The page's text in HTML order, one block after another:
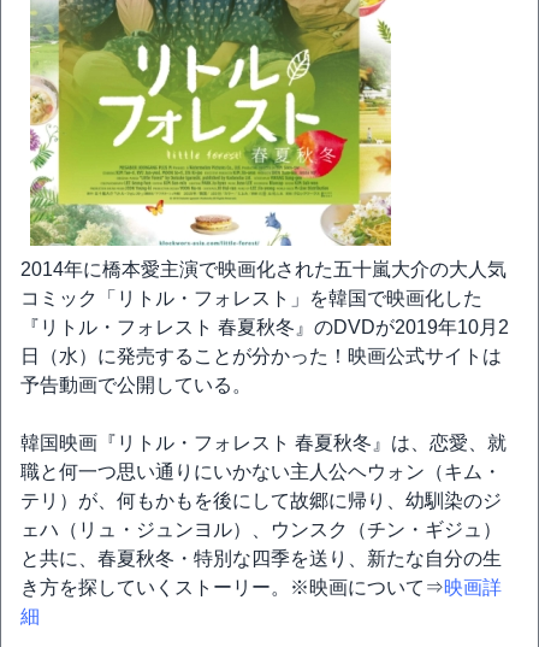
2014年に橋本愛主演で映画化された五十嵐大介の大人気
コミック「リトル・フォレスト」を韓国で映画化した
『リトル・フォレスト 春夏秋冬』のDVDが2019年10月2
日（水）に発売することが分かった！映画公式サイトは
予告動画で公開している。
韓国映画『リトル・フォレスト 春夏秋冬』は、恋愛、就
職と何一つ思い通りにいかない主人公ヘウォン（キム・
テリ）が、何もかもを後にして故郷に帰り、幼馴染のジ
ェハ（リュ・ジュンヨル）、ウンスク（チン・ギジュ）
と共に、春夏秋冬・特別な四季を送り、新たな自分の生
き方を探していくストーリー。※映画について⇒映画詳
細